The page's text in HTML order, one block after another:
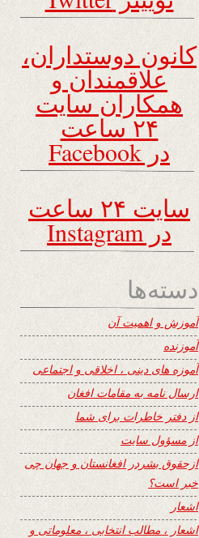
کانون دوستداران،
علاقمندان و
همکاران سایت
۲۴ ساعت
در Facebook
سایت ۲۴ ساعت
در Instagram
دسته‌ها
آموزش و اهمیت آن
آموزنده
آموزه های دینی ، اخلاقی و اجتماعی
ارسال نامه به مقامات افغان
از دفتر خاطرات برای شما
از مسؤول سایت
ازحقوق بشردر افغانستان و جهان چی
خبر است؟
اشعار
اشعار ، مطالب انتخابی ، معلوماتی و